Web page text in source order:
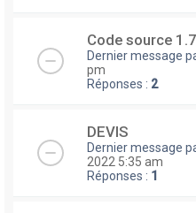
Code source
Dernier message
pm
Réponses : 2
DEVIS
Dernier message
2022 5:35 am
Réponses : 1